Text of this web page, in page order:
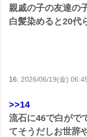
親戚の子の友達の
白髪染めると20代
16: 2026/06/19(金)
>>14
流石に46で白がで
てそうだしお世辞